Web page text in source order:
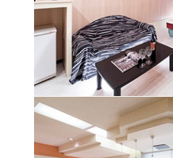
やさしいカントリー風の雰
せてくれる